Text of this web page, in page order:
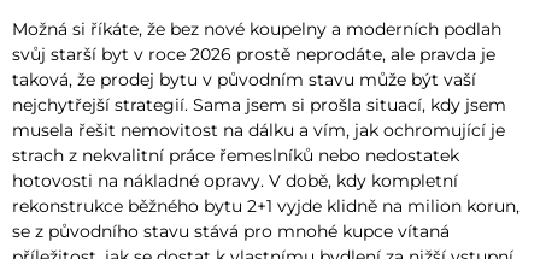
Možná si říkáte, že bez nové koupelny a moderních podlah
svůj starší byt v roce 2026 prostě neprodáte, ale pravda je
taková, že prodej bytu v původním stavu může být vaší
nejchytřejší strategií. Sama jsem si prošla situací, kdy jsem
musela řešit nemovitost na dálku a vím, jak ochromující je
strach z nekvalitní práce řemeslníků nebo nedostatek
hotovosti na nákladné opravy. V době, kdy kompletní
rekonstrukce běžného bytu 2+1 vyjde klidně na milion korun,
se z původního stavu stává pro mnohé kupce vítaná